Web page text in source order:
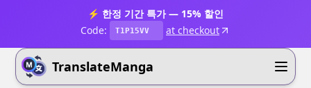
⚡ 한정 기간 특가 — 15% 할인
Code:
T1P15VV at checkout
TranslateManga